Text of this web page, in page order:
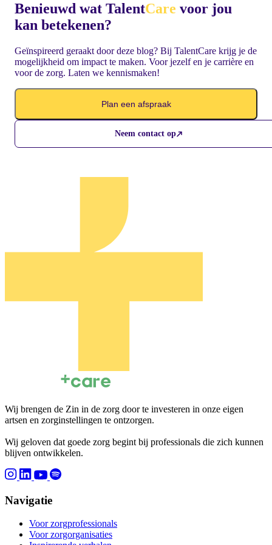
Benieuwd wat TalentCare voor jou
kan betekenen?
Geïnspireerd geraakt door deze blog? Bij TalentCare krijg je de
mogelijkheid om impact te maken. Voor jezelf en je carrière en
voor de zorg. Laten we kennismaken!
Plan een afspraak
Neem contact op
Wij brengen de Zin in de zorg door te investeren in onze eigen
artsen en zorginstellingen te ontzorgen.
Wij geloven dat goede zorg begint bij professionals die zich kunnen
blijven ontwikkelen.
Navigatie
Voor zorgprofessionals
Voor zorgorganisaties